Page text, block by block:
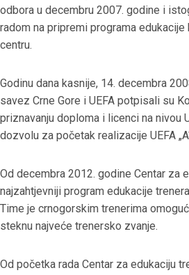
odbora u decembru 2007. godine i
radom na pripremi programa
centru.
Godinu dana kasnije, 14. decembra
savez Crne Gore i UEFA potpisali su
priznavanju doploma i licenci na nivou
dozvolu za početak realizacije UEFA
Od decembra 2012. godine Centar za
najzahtjevniji program edukacije trenera
Time je crnogorskim trenerima
steknu najveće trenersko zvanje.
Od početka rada Centar za edukaciju